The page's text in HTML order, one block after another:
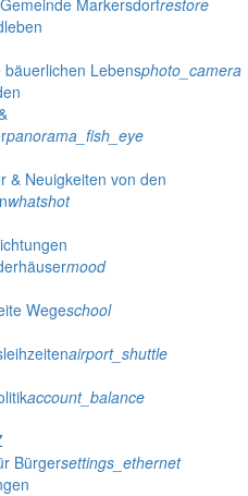
Markersdorfrestore
Lebensphoto_camera
panorama_fish_eye
& Neuigkeiten von den
whatshot
mood
Wegeschool
airport_shuttle
account_balance
Bürgersettings_ethernet